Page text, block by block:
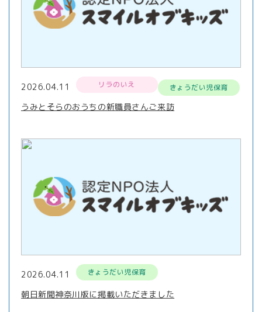
2026.04.11 リラのいえ きょうだい児保育
うみとそらのおうちの新職員さんご来訪
2026.04.11 きょうだい児保育
朝日新聞神奈川版に掲載いただきました